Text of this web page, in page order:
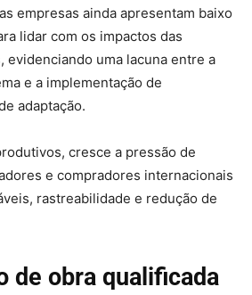
empresas ainda apresentam baixo
lidar com os impactos das
evidenciando uma lacuna entre a
e a implementação de
adaptação.
cresce a pressão de
e compradores internacionais
rastreabilidade e redução de
de obra qualificada